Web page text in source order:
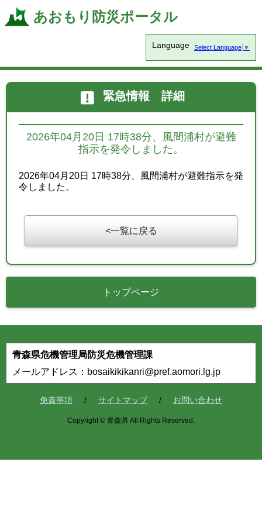
あおもり防災ポータル
Language Select Language ▼
緊急情報 詳細
2026年04月20日 17時38分、風間浦村が避難
指示を発令しました。
2026年04月20日 17時38分、風間浦村が避難指示を発
令しました。
一覧に戻る
トップページ
青森県危機管理局防災危機管理課
メールアドレス：bosaikikikanri@pref.aomori.lg.jp
免責事項 サイトマップ お問い合わせ
Copyright © 青森県 All Rights Reserved.